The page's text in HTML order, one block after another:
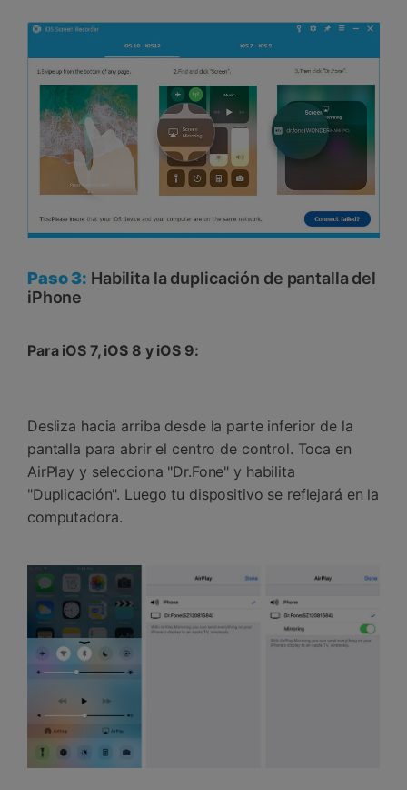
Paso 3: Habilita la duplicación de pantalla del
iPhone
Para iOS 7, iOS 8 y iOS 9:
Desliza hacia arriba desde la parte inferior de la
pantalla para abrir el centro de control. Toca en
AirPlay y selecciona "Dr.Fone" y habilita
"Duplicación". Luego tu dispositivo se reflejará en la
computadora.